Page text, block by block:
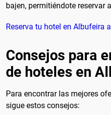
bajen, permitiéndote reservar
Reserva tu hotel en Albufeira
Consejos para
de hoteles en
Para encontrar las mejores
sigue estos consejos: